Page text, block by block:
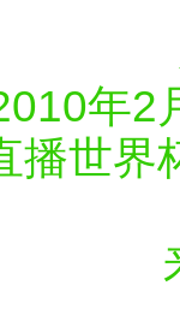
年2
播世界